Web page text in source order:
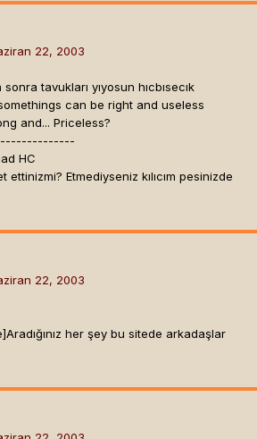
22, 2003
tavukları yıyosun hıcbısecık
can be right and useless
and... Priceless?
HC
ettinizmi? Etmediyseniz kılıcım pesinizde
22, 2003
Aradığınız her şey bu sitede arkadaşlar